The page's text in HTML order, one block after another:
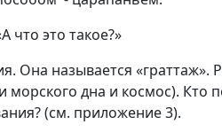
что это такое?»
Она называется «граттаж».
морского дна и космос). Кто
(см. приложение 3).